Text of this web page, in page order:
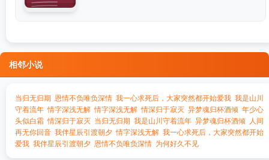
相邻小说
当归无归期 恩情不负唯负深情 我一心求死后，大家突然都开始爱我 我是山川
守着流年 情字深浅无解 情字深浅无解 情深归于寂灭 异梦魂归杯酒倾 年少心
头似白霜 情深归于寂灭 当归无归期 我是山川守着流年 异梦魂归杯酒倾 人间
再无你回音 我伴星辰引渡朝夕 情字深浅无解 我一心求死后，大家突然都开始
爱我 我伴星辰引渡朝夕 恩情不负唯负深情 为何好久不见